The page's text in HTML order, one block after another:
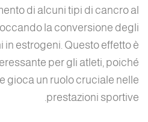
di alcuni tipi di cancro al
la conversione degli
in estrogeni. Questo effetto è
per gli atleti, poiché
gioca un ruolo cruciale nelle
prestazioni sportive.